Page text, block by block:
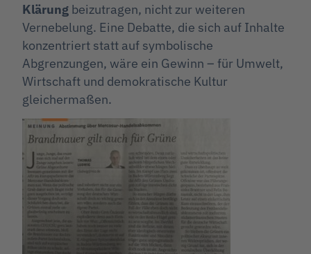
Klärung beizutragen, nicht zur weiteren
Vernebelung. Eine Debatte, die sich auf Inhalte
konzentriert statt auf symbolische
Abgrenzungen, wäre ein Gewinn – für Umwelt,
Wirtschaft und demokratische Kultur
gleichermaßen.